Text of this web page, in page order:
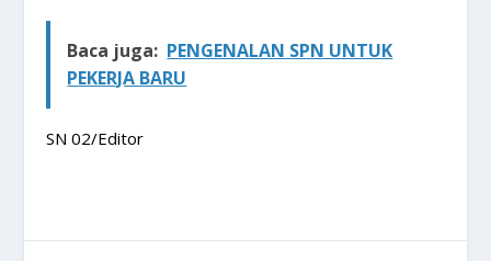
Baca juga: PENGENALAN SPN UNTUK
PEKERJA BARU
SN 02/Editor